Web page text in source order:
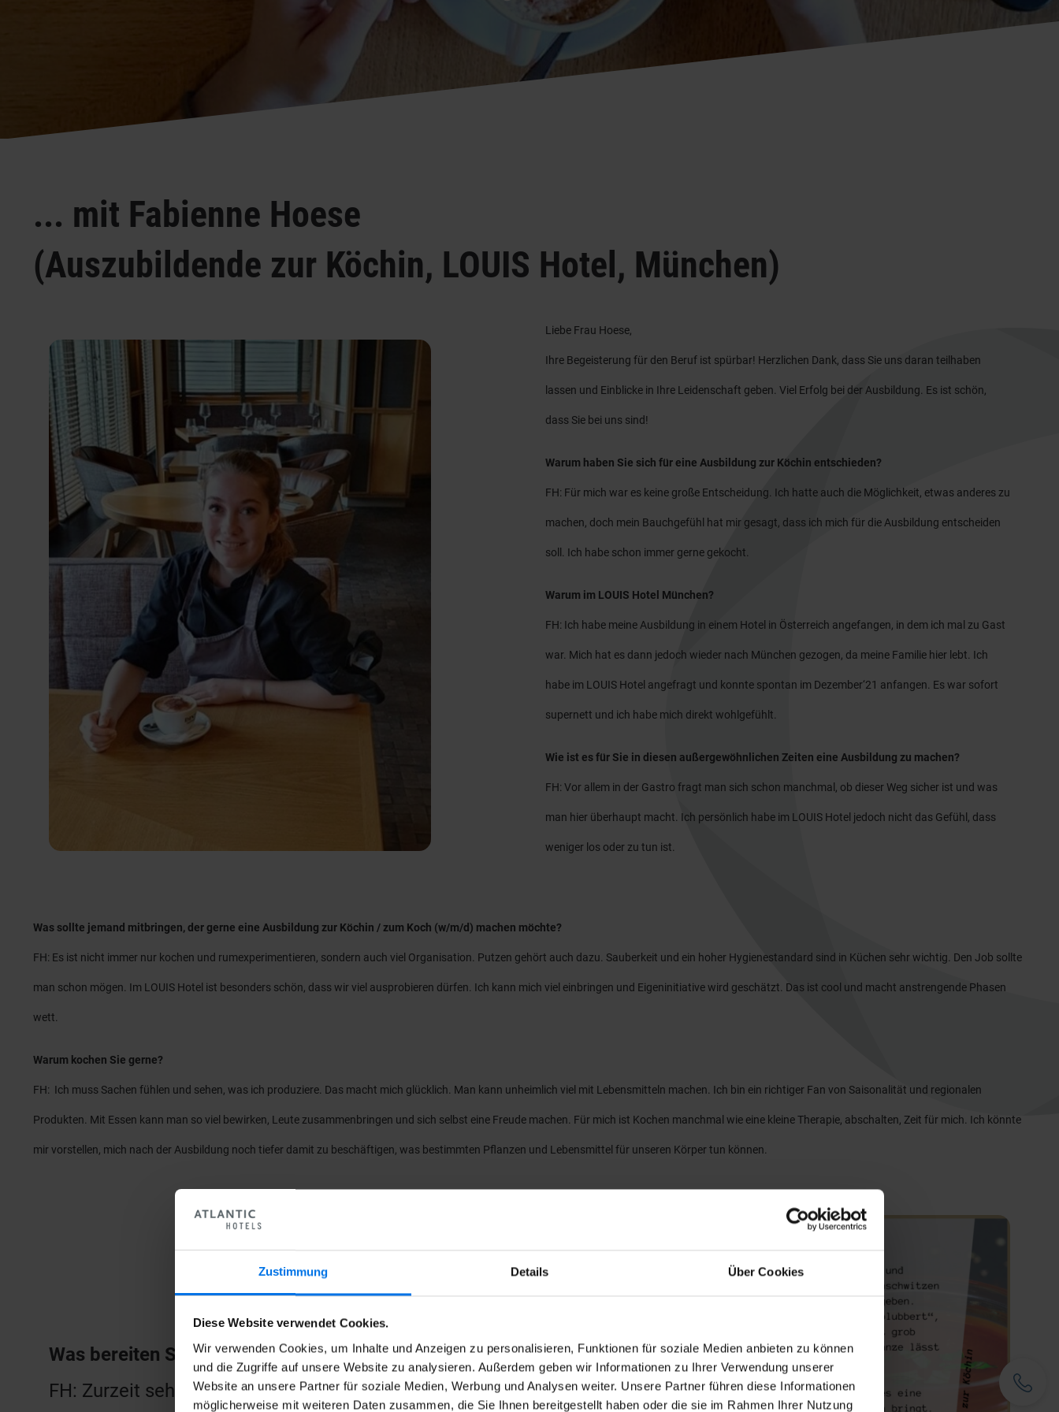
Zustimmung Details Über Cookies
Diese Website verwendet Cookies.
Wir verwenden Cookies, um Inhalte und Anzeigen zu personalisieren, Funktionen für soziale Medien anbieten zu können
und die Zugriffe auf unsere Website zu analysieren. Außerdem geben wir Informationen zu Ihrer Verwendung unserer
Website an unsere Partner für soziale Medien, Werbung und Analysen weiter. Unsere Partner führen diese Informationen
möglicherweise mit weiteren Daten zusammen, die Sie Ihnen bereitgestellt haben oder die sie im Rahmen Ihrer Nutzung
... mit Fabienne Hoese
(Auszubildende zur Köchin, LOUIS Hotel, München)
Liebe Frau Hoese,
Ihre Begeisterung für den Beruf ist spürbar! Herzlichen Dank, dass Sie uns daran teilhaben
lassen und Einblicke in Ihre Leidenschaft geben. Viel Erfolg bei der Ausbildung. Es ist schön,
dass Sie bei uns sind!
Warum haben Sie sich für eine Ausbildung zur Köchin entschieden?
FH: Für mich war es keine große Entscheidung. Ich hatte auch die Möglichkeit, etwas anderes zu
machen, doch mein Bauchgefühl hat mir gesagt, dass ich mich für die Ausbildung entscheiden
soll. Ich habe schon immer gerne gekocht.
Warum im LOUIS Hotel München?
FH: Ich habe meine Ausbildung in einem Hotel in Österreich angefangen, in dem ich mal zu Gast
war. Mich hat es dann jedoch wieder nach München gezogen, da meine Familie hier lebt. Ich
habe im LOUIS Hotel angefragt und konnte spontan im Dezember‘21 anfangen. Es war sofort
supernett und ich habe mich direkt wohlgefühlt.
Wie ist es für Sie in diesen außergewöhnlichen Zeiten eine Ausbildung zu machen?
FH: Vor allem in der Gastro fragt man sich schon manchmal, ob dieser Weg sicher ist und was
man hier überhaupt macht. Ich persönlich habe im LOUIS Hotel jedoch nicht das Gefühl, dass
weniger los oder zu tun ist.
Was sollte jemand mitbringen, der gerne eine Ausbildung zur Köchin / zum Koch (w/m/d) machen möchte?
FH: Es ist nicht immer nur kochen und rumexperimentieren, sondern auch viel Organisation. Putzen gehört auch dazu. Sauberkeit und ein hoher Hygienestandard sind in Küchen sehr wichtig. Den Job sollte
man schon mögen. Im LOUIS Hotel ist besonders schön, dass wir viel ausprobieren dürfen. Ich kann mich viel einbringen und Eigeninitiative wird geschätzt. Das ist cool und macht anstrengende Phasen
wett.
Warum kochen Sie gerne?
FH: Ich muss Sachen fühlen und sehen, was ich produziere. Das macht mich glücklich. Man kann unheimlich viel mit Lebensmitteln machen. Ich bin ein richtiger Fan von Saisonalität und regionalen
Produkten. Mit Essen kann man so viel bewirken, Leute zusammenbringen und sich selbst eine Freude machen. Für mich ist Kochen manchmal wie eine kleine Therapie, abschalten, Zeit für mich. Ich könnte
mir vorstellen, mich nach der Ausbildung noch tiefer damit zu beschäftigen, was bestimmten Pflanzen und Lebensmittel für unseren Körper tun können.
Was bereiten Sie zurzeit gerne zu und warum?
FH: Zurzeit sehr gerne ein Tomatensugo mit Garnelen